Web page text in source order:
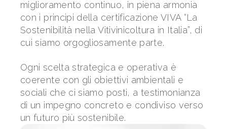
miglioramento continuo, in piena armonia
con i principi della certificazione VIVA “La
Sostenibilità nella Vitivinicoltura in Italia”, di
cui siamo orgogliosamente parte.
Ogni scelta strategica e operativa è
coerente con gli obiettivi ambientali e
sociali che ci siamo posti, a testimonianza
di un impegno concreto e condiviso verso
un futuro più sostenibile.